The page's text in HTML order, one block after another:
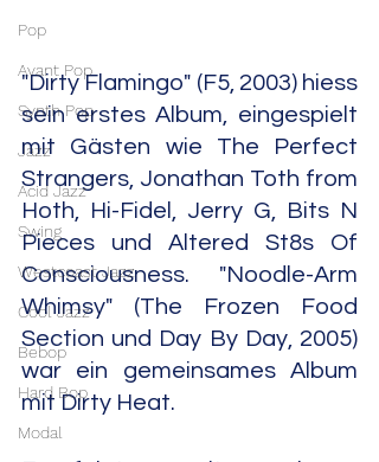
Pop
Avant Pop
Synth Pop
Jazz
Acid Jazz
Swing
Westcoast Jazz
Cool Jazz
Bebop
Hard Bop
Modal
"Dirty Flamingo" (F5, 2003) hiess
sein erstes Album, eingespielt
mit Gästen wie The Perfect
Strangers, Jonathan Toth from
Hoth, Hi-Fidel, Jerry G, Bits N
Pieces und Altered St8s Of
Consciousness. "Noodle-Arm
Whimsy" (The Frozen Food
Section und Day By Day, 2005)
war ein gemeinsames Album
mit Dirty Heat.